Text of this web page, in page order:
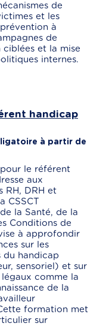
de
et les
à
de
ciblées et la mise
internes.
handicap
à partir de
le référent
aux
RH, DRH et
CSSCT
la Santé, de la
Conditions de
à approfondir
sur les
du handicap
sensoriel) et sur
comme la
de la
formation met
sur